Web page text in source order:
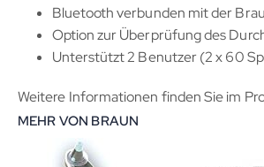
Bluetooth verbunden mit der
Option zur Überprüfung des
Unterstützt 2 Benutzer (2 x 60
Weitere Informationen finden Sie im
MEHR VON BRAUN